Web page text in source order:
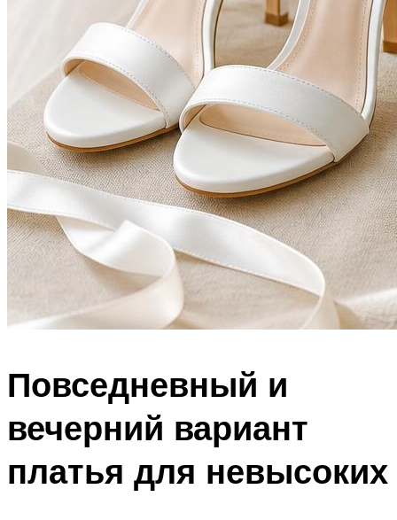
Повседневный и
вечерний вариант
платья для невысоких